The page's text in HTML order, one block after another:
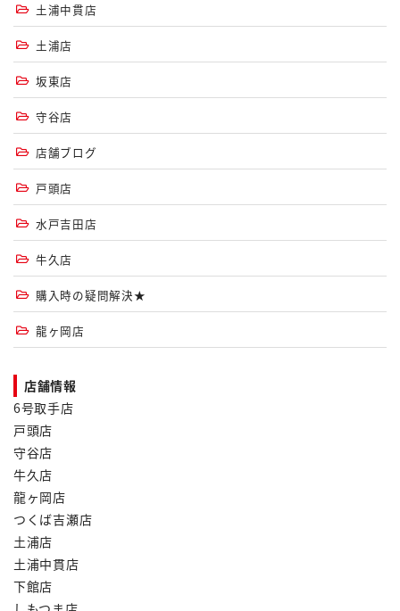
土浦中貫店
土浦店
坂東店
守谷店
店舗ブログ
戸頭店
水戸吉田店
牛久店
購入時の疑問解決★
龍ヶ岡店
店舗情報
6号取手店
戸頭店
守谷店
牛久店
龍ヶ岡店
つくば吉瀬店
土浦店
土浦中貫店
下館店